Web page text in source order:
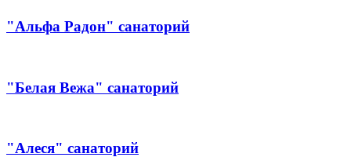
"Альфа Радон" санаторий
"Белая Вежа" санаторий
"Алеся" санаторий